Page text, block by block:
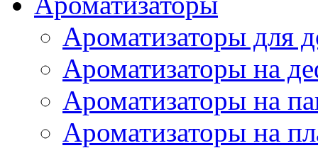
Ароматизаторы для
Ароматизаторы на
Ароматизаторы на
Ароматизаторы на